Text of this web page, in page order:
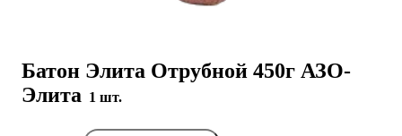
Батон Элита Отрубной 450г АЗО-
Элита 1 шт.